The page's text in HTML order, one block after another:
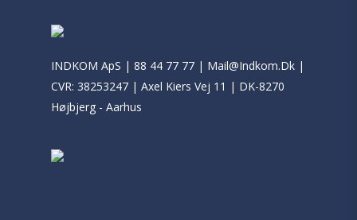
INDKOM ApS | 88 44 77 77 | Mail@Indkom.Dk |
CVR: 38253247 | Axel Kiers Vej 11 | DK-8270
Højbjerg - Aarhus